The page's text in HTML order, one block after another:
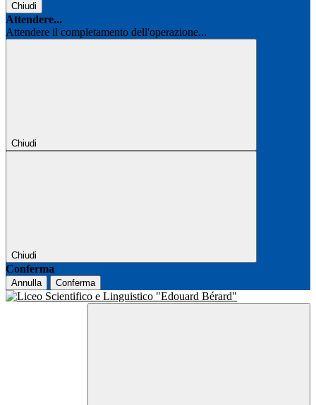
Chiudi
Attendere...
Attendere il completamento dell'operazione...
Chiudi
Chiudi
Conferma
Annulla Conferma